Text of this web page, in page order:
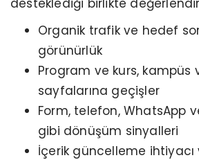
Organik trafik ve hedef
görünürlük
Program ve kurs, kampüs
sayfalarına geçişler
Form, telefon, WhatsApp
gibi dönüşüm sinyalleri
İçerik güncelleme ihtiyacı